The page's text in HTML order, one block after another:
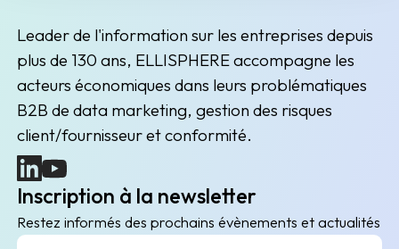
Leader de l'information sur les entreprises depuis
plus de 130 ans, ELLISPHERE accompagne les
acteurs économiques dans leurs problématiques
B2B de data marketing, gestion des risques
client/fournisseur et conformité.
(nouvelle fenêtre)
(nouvelle fenêtre)
Inscription à la newsletter
Restez informés des prochains évènements et actualités